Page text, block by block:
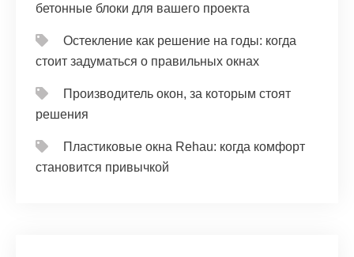
бетонные блоки для вашего проекта
Остекление как решение на годы: когда
стоит задуматься о правильных окнах
Производитель окон, за которым стоят
решения
Пластиковые окна Rehau: когда комфорт
становится привычкой